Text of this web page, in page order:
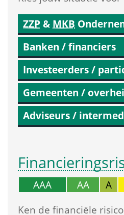
ZZP & MKB
Banken / financiers
Investeerders /
Gemeenten /
Adviseurs /
AAA AA A
Ken de financiële